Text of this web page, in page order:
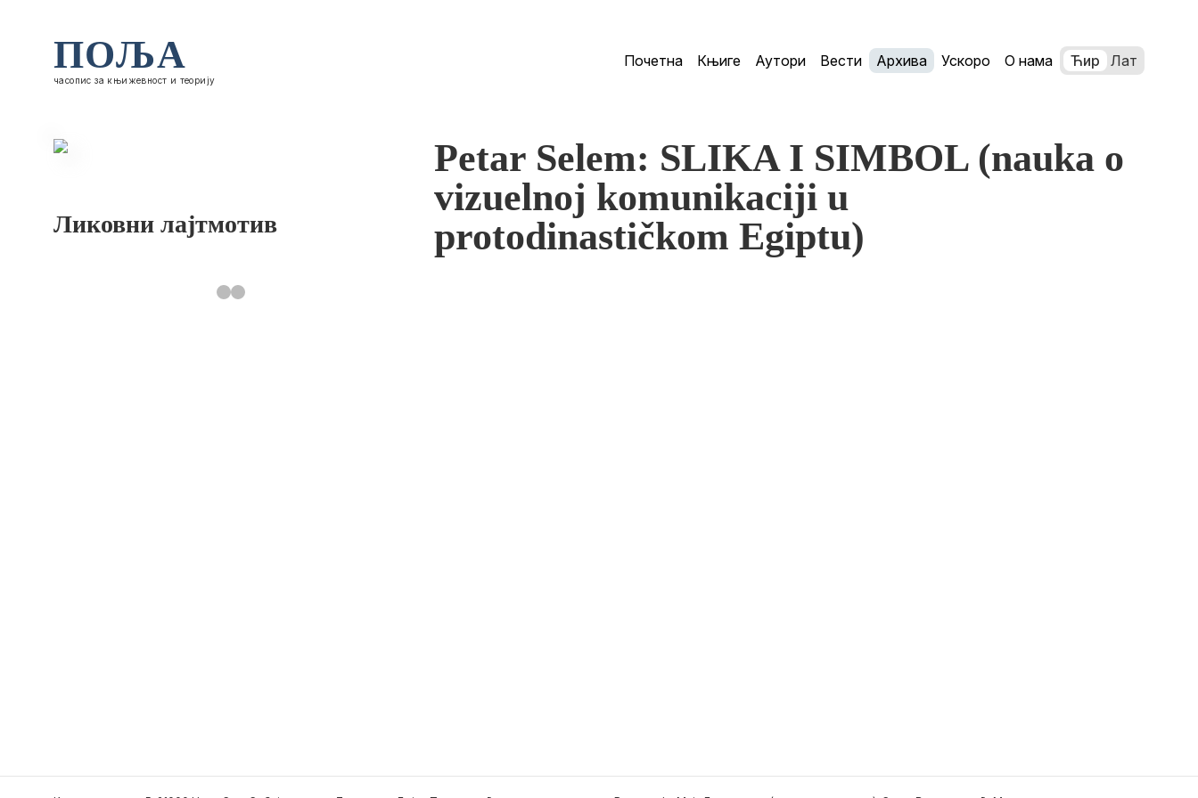
ПОЉА
часопис за књижевност и теорију
Почетна Књиге Аутори Вести Архива Ускоро О нама Ћир Лат
Ликовни лајтмотив
Petar Selem: SLIKA I SIMBOL (nauka o
vizuelnoj komunikaciji u
protodinastičkom Egiptu)